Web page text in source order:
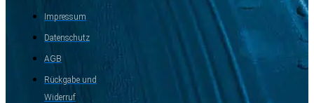
Impressum
Datenschutz
AGB
Rückgabe und
Widerruf